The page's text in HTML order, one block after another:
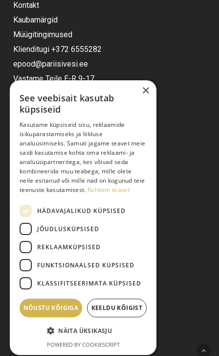
Vahesumma:
Vaata ostukorvi
Kontakt
Kaubamärgid
Müügitingimused
Klienditugi +372 6555282
epood@pariisivesi.ee
Vastame Teile E-R 9-17
Ostuabi
Kauba kohaletoimetamine
Toodete tellimine
Maksmine
Järelmaks
Pretensiooni esitamine
Isikuandmete töötlemine
© 2026 Pariisi Vesi.
facebookinstagram
×
See veebisait kasutab
küpsiseid
Kasutame küpsiseid sisu, reklaamide
isikupärastamiseks ja liikluse
analüüsimiseks. Samuti jagame teavet meie
saidi kasutamise kohta oma reklaami- ja
analüüsipartneritega, kes võivad seda
kombineerida muu teabega, mille olete
neile esitanud või mille nad on kogunud teie
teenuste kasutamisest. Rohkem teavet
HÄDAVAJALIKUD KÜPSISED
JÕUDLUSKÜPSISED
REKLAAMKÜPSISED
FUNKTSIONAALSED KÜPSISED
KLASSIFITSEERIMATA KÜPSISED
NÕUSTU KÕIGIGA KEELDU KÕIGIST
NÄITA ÜKSIKASJU
POWERED BY COOKIESCRIPT